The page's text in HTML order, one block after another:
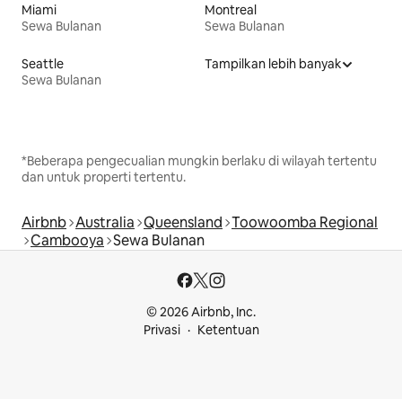
Miami
Sewa Bulanan
Montreal
Sewa Bulanan
Seattle
Sewa Bulanan
Tampilkan lebih banyak
*Beberapa pengecualian mungkin berlaku di wilayah tertentu
dan untuk properti tertentu.
Airbnb Australia Queensland Toowoomba Regional
Cambooya Sewa Bulanan
© 2026 Airbnb, Inc.
Privasi
Ketentuan